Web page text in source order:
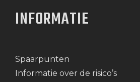
INFORMATIE
Spaarpunten
Informatie over de risico’s